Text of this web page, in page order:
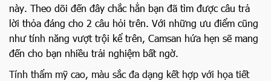
này. Theo dõi đến đây chắc hẳn bạn đã tìm được câu trả
lời thỏa đáng cho 2 câu hỏi trên. Với những ưu điểm cũng
như tính năng vượt trội kể trên, Camsan hứa hẹn sẽ mang
đến cho bạn nhiều trải nghiệm bất ngờ.
Tính thẩm mỹ cao, màu sắc đa dạng kết hợp với họa tiết